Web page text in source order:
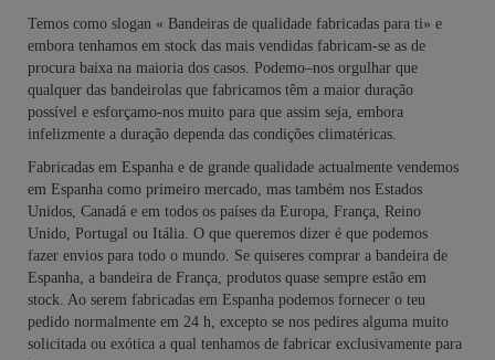
Temos como slogan « Bandeiras de qualidade fabricadas para ti» e
embora tenhamos em stock das mais vendidas fabricam-se as de
procura baixa na maioria dos casos. Podemo–nos orgulhar que
qualquer das bandeirolas que fabricamos têm a maior duração
possível e esforçamo-nos muito para que assim seja, embora
infelizmente a duração dependa das condições climatéricas.
Fabricadas em Espanha e de grande qualidade actualmente vendemos
em Espanha como primeiro mercado, mas também nos Estados
Unidos, Canadá e em todos os países da Europa, França, Reino
Unido, Portugal ou Itália. O que queremos dizer é que podemos
fazer envios para todo o mundo. Se quiseres comprar a bandeira de
Espanha, a bandeira de França, produtos quase sempre estão em
stock. Ao serem fabricadas em Espanha podemos fornecer o teu
pedido normalmente em 24 h, excepto se nos pedires alguma muito
solicitada ou exótica a qual tenhamos de fabricar exclusivamente para